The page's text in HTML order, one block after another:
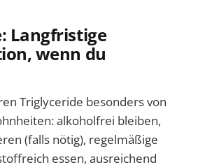
Langfristige
wenn du
Triglyceride besonders von
alkoholfrei bleiben,
(falls nötig), regelmäßige
essen, ausreichend